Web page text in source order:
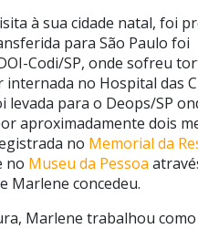
à sua cidade natal, foi
para São Paulo foi
Codi/SP, onde sofreu
internada no Hospital das
levada para o Deops/SP
aproximadamente dois
no Memorial da
no Museu da Pessoa
Marlene concedeu.
Marlene trabalhou como